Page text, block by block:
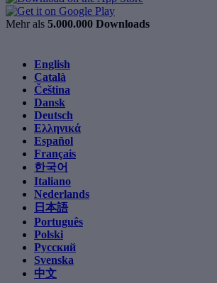
Mehr als 5.000.000 Downloads
English
Català
Čeština
Dansk
Deutsch
Ελληνικά
Español
Français
한국어
Italiano
Nederlands
日本語
Português
Polski
Русский
Svenska
中文